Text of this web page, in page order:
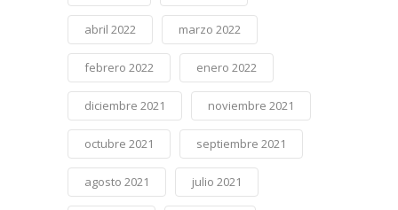
abril 2022 marzo 2022
febrero 2022 enero 2022
diciembre 2021 noviembre 2021
octubre 2021 septiembre 2021
agosto 2021 julio 2021